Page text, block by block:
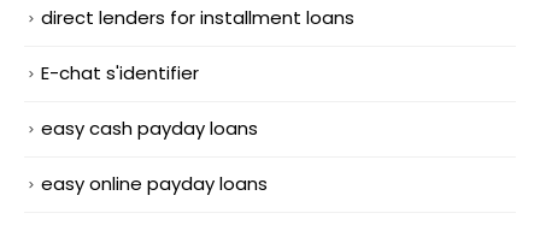
direct lenders for installment loans
E-chat s'identifier
easy cash payday loans
easy online payday loans